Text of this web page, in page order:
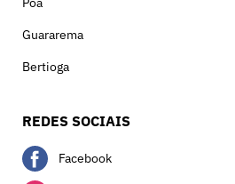
Guararema
Bertioga
REDES SOCIAIS
Facebook